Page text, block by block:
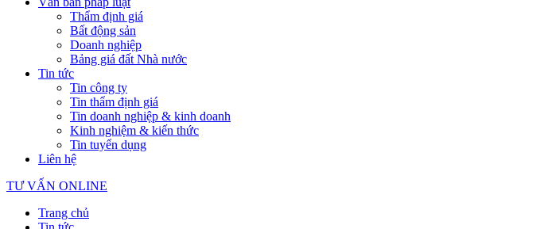
Thẩm định giá
Bất động sản
Doanh nghiệp
Bảng giá đất Nhà nước
Tin tức
Tin công ty
Tin thẩm định giá
Tin doanh nghiệp & kinh doanh
Kinh nghiệm & kiến thức
Tin tuyển dụng
Liên hệ
TƯ VẤN ONLINE
Trang chủ